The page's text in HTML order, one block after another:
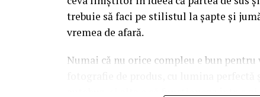
Primăvara și pastelurile
fiindcă majoritatea comenzilor de genul
așază firesc lângă nuanțe deschise.
trebuie să faci pe stilistul la șapte și
vremea de afară.
Numai că nu orice compleu e bun
autobuz, și alta e să funcționeze într-o